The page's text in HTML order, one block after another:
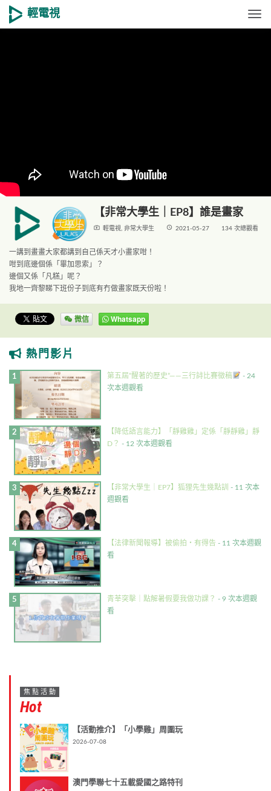
輕電視
【非常大學生｜EP8】誰是畫家
live_tv 輕電視, 非常大學生 access_time 2021-05-27 134 次總觀看
一講到畫畫大家都講到自己係天才小畫家咁！
咁到底邊個係「畢加思索」？
邊個又係「凡糕」呢？
我地一齊黎睇下班份子到底有冇做畫家既天份啦！
微信 Whatsapp
熱門影片
第五屆”醒著的歷史”——三行詩比賽徵稿
- 24
次本週觀看
【降低語言能力】「靜雞雞」定係「靜靜雞」靜
D？ - 12 次本週觀看
【非常大學生｜EP7】狐狸先生幾點訓 - 11 次本
週觀看
【法律新聞報導】被偷拍・有得告 - 11 次本週觀
看
青莘突擊｜點解暑假要我做功課？ - 9 次本週觀
看
焦點活動
Hot
【活動推介】「小學雞」周圍玩
2026-07-08
澳門學聯七十五載愛國之路特刊